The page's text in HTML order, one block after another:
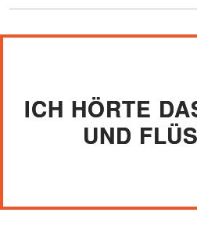
ICH HÖRTE
UND